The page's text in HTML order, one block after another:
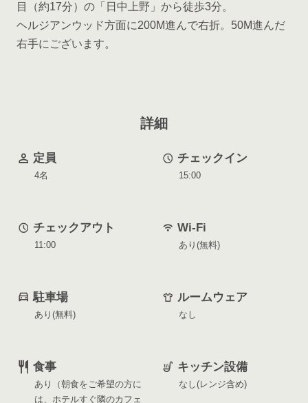
目（約17分）の「日中上野」から徒歩3分。
ヘルジアンウッド方面に200M進んで右折。50M進んだ
右手にございます。
詳細
定員
4名
チェックイン
15:00
チェックアウト
11:00
Wi-Fi
あり(無料)
駐車場
あり(無料)
ルームウェア
なし
食事
あり（朝食をご希望の方に
は、ホテルすぐ隣のカフェ
キッチン設備
なし(レンジ含め)